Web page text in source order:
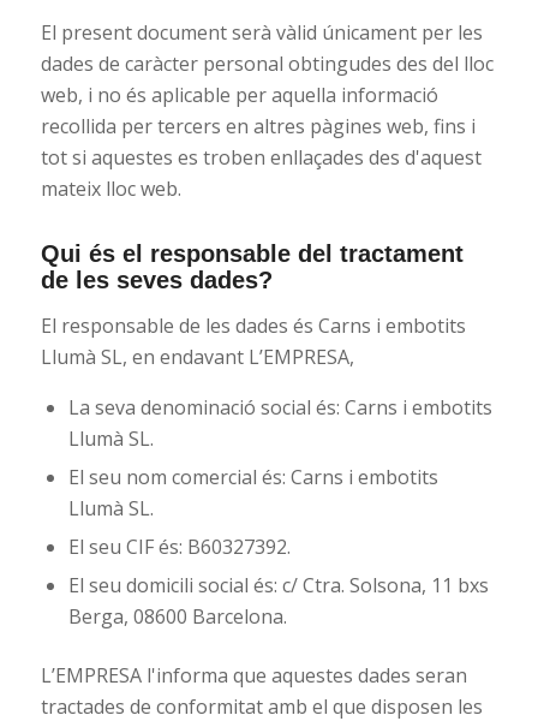
El present document serà vàlid únicament per les
dades de caràcter personal obtingudes des del lloc
web, i no és aplicable per aquella informació
recollida per tercers en altres pàgines web, fins i
tot si aquestes es troben enllaçades des d'aquest
mateix lloc web.
Qui és el responsable del tractament
de les seves dades?
El responsable de les dades és Carns i embotits
Llumà SL, en endavant L’EMPRESA,
La seva denominació social és: Carns i embotits
Llumà SL.
El seu nom comercial és: Carns i embotits
Llumà SL.
El seu CIF és: B60327392.
El seu domicili social és: c/ Ctra. Solsona, 11 bxs
Berga, 08600 Barcelona.
L’EMPRESA l'informa que aquestes dades seran
tractades de conformitat amb el que disposen les